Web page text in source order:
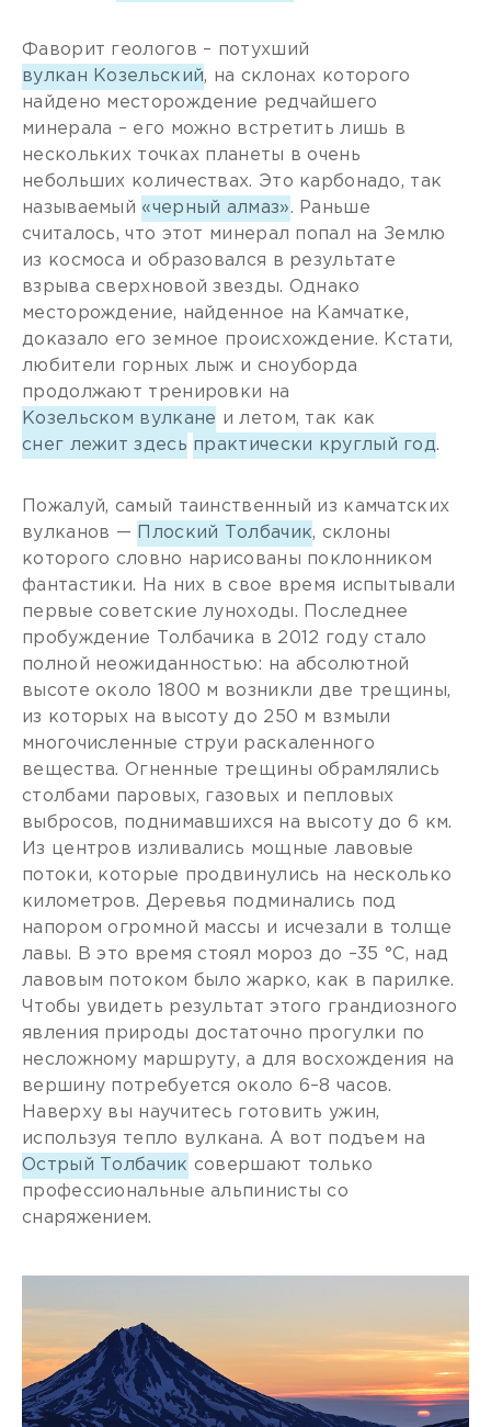
Фаворит геологов – потухший
вулкан Козельский, на склонах которого
найдено месторождение редчайшего
минерала – его можно встретить лишь в
нескольких точках планеты в очень
небольших количествах. Это карбонадо, так
называемый «черный алмаз». Раньше
считалось, что этот минерал попал на Землю
из космоса и образовался в результате
взрыва сверхновой звезды. Однако
месторождение, найденное на Камчатке,
доказало его земное происхождение. Кстати,
любители горных лыж и сноуборда
продолжают тренировки на
Козельском вулкане и летом, так как
снег лежит здесь практически круглый год.
Пожалуй, самый таинственный из камчатских
вулканов —
Плоский Толбачик, склоны
которого словно нарисованы поклонником
фантастики. На них в свое время испытывали
первые советские луноходы. Последнее
пробуждение Толбачика в 2012 году стало
полной неожиданностью: на абсолютной
высоте около 1800 м возникли две трещины,
из которых на высоту до 250 м взмыли
многочисленные струи раскаленного
вещества. Огненные трещины обрамлялись
столбами паровых, газовых и пепловых
выбросов, поднимавшихся на высоту до 6 км.
Из центров изливались мощные лавовые
потоки, которые продвинулись на несколько
километров. Деревья подминались под
напором огромной массы и исчезали в толще
лавы. В это время стоял мороз до –35 °C, над
лавовым потоком было жарко, как в парилке.
Чтобы увидеть результат этого грандиозного
явления природы достаточно прогулки по
несложному маршруту, а для восхождения на
вершину потребуется около 6–8 часов.
Наверху вы научитесь готовить ужин,
используя тепло вулкана. А вот подъем на
Острый Толбачик совершают только
профессиональные альпинисты со
снаряжением.